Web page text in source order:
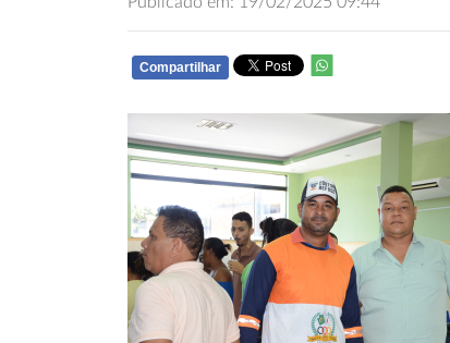
Compartilhar